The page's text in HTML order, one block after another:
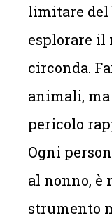
limitare del
esplorare il
circonda.
animali,
pericolo
Ogni
al nonno, è
strumento